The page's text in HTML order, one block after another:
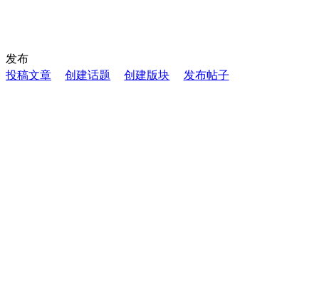
发布
投稿文章
创建话题 创建版块 发布帖子